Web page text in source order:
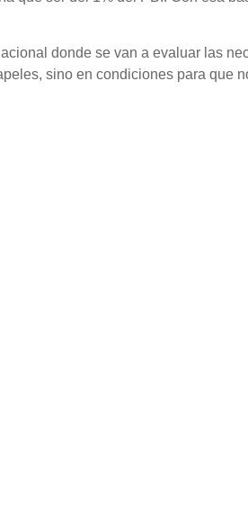
donde se van a evaluar las
sino en condiciones para que